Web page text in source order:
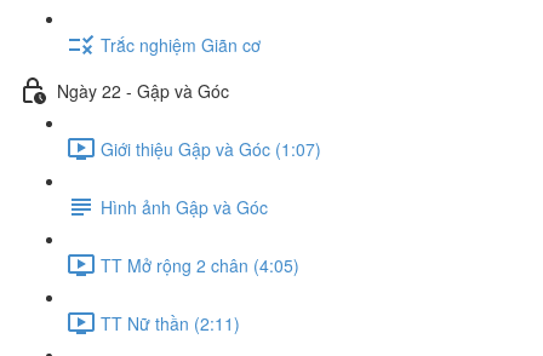
Trắc nghiệm Giãn cơ
Ngày 22 - Gập và Góc
Giới thiệu Gập và Góc (1:07)
Hình ảnh Gập và Góc
TT Mở rộng 2 chân (4:05)
TT Nữ thần (2:11)